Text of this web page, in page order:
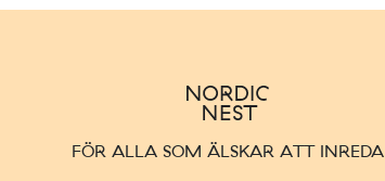
FÖR ALLA SOM ÄLSKAR ATT INREDA